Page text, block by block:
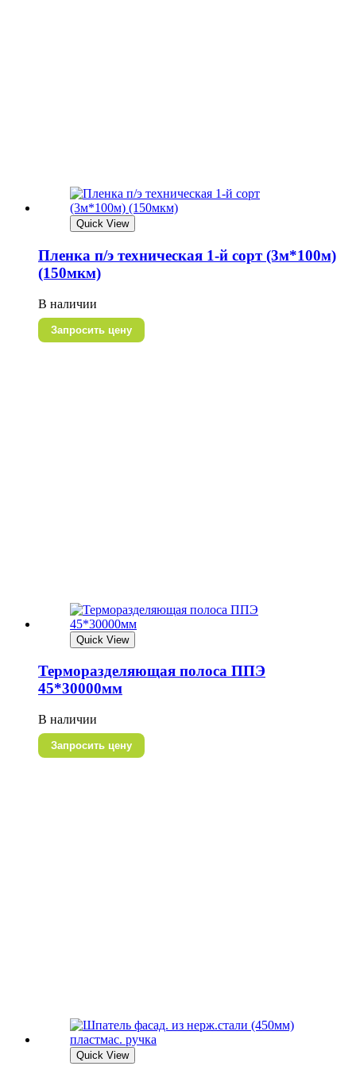
Quick View
Пленка п/э техническая 1-й сорт (3м*100м)
(150мкм)
В наличии
Запросить цену
Quick View
Терморазделяющая полоса ППЭ
45*30000мм
В наличии
Запросить цену
Quick View